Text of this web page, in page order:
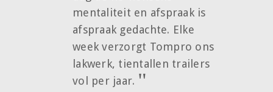
mentaliteit en afspraak is
afspraak gedachte. Elke
week verzorgt Tompro ons
lakwerk, tientallen trailers
vol per jaar.